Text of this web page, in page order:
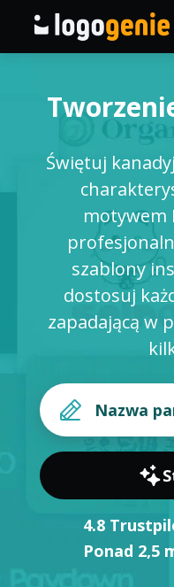
Generator logo AI
Pomysły na logo
Produkty
Blog
Świętuj
motywem
szablony
dostosuj
zapadającą w
4.8
Ponad 2,5